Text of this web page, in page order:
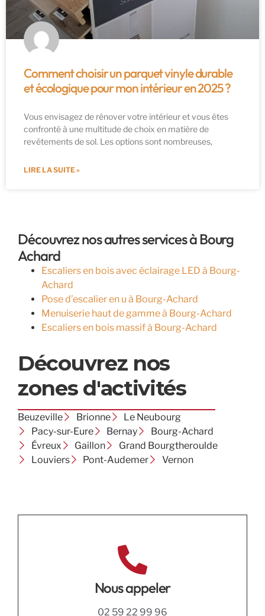
Comment choisir un parquet vinyle durable
et écologique pour mon intérieur en 2025 ?
Vous envisagez de rénover votre intérieur et vous êtes
confronté à une multitude de choix en matière de
revêtements de sol. Les options sont nombreuses,
LIRE LA SUITE »
Découvrez nos autres services à Bourg
Achard
Escaliers en bois avec éclairage LED à Bourg-
Achard
Pose d’escalier en u à Bourg-Achard
Menuiserie haut de gamme à Bourg-Achard
Escaliers en bois massif à Bourg-Achard
Découvrez nos
zones d'activités
Beuzeville Brionne
Le Neubourg
Pacy-sur-Eure
Bernay
Bourg-Achard
Évreux
Gaillon
Grand Bourgtheroulde
Louviers
Pont-Audemer Vernon
Nous appeler
02 59 22 99 96